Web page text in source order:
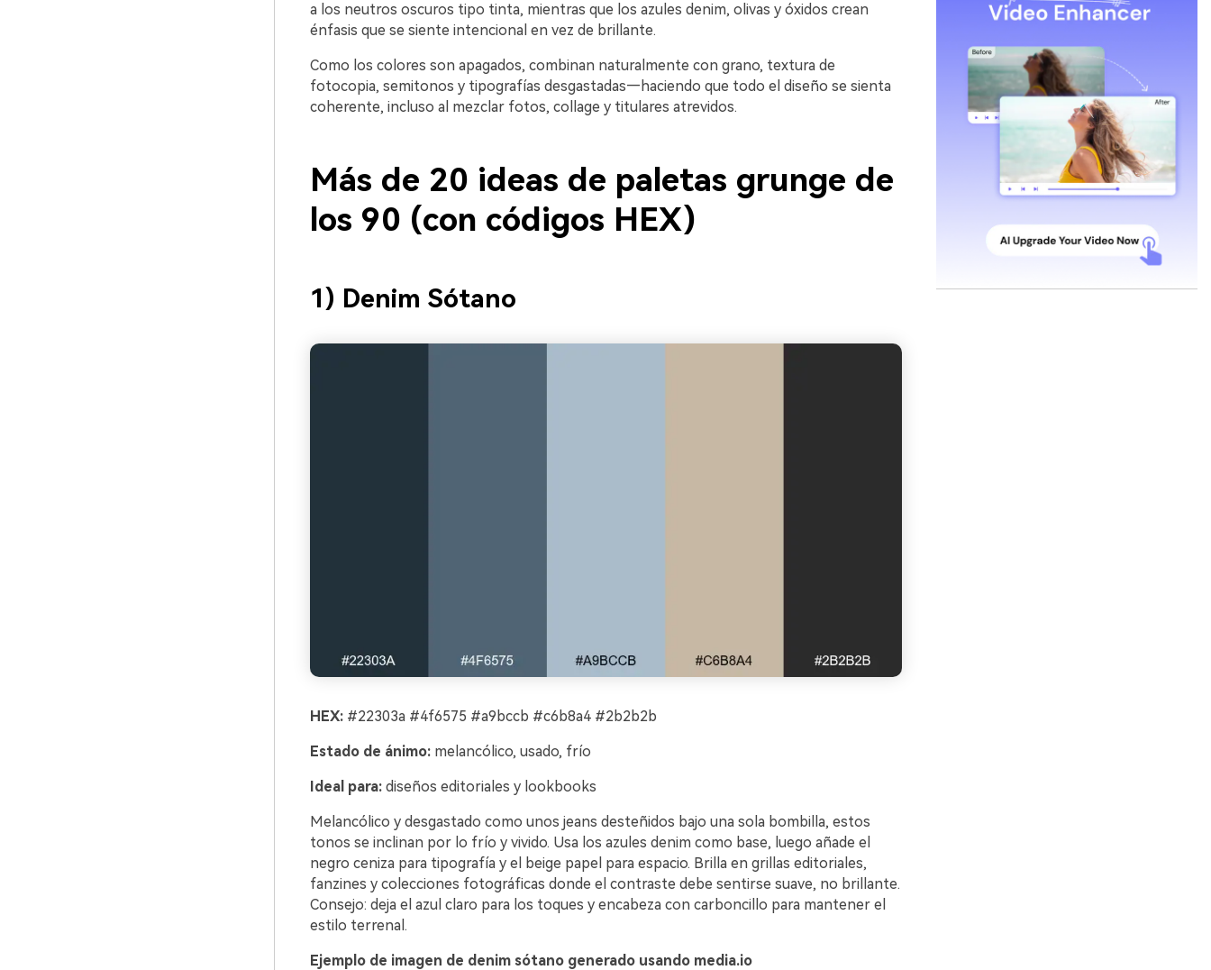
a los neutros oscuros tipo tinta, mientras que los azules denim, olivas y óxidos crean
énfasis que se siente intencional en vez de brillante.
Como los colores son apagados, combinan naturalmente con grano, textura de
fotocopia, semitonos y tipografías desgastadas—haciendo que todo el diseño se sienta
coherente, incluso al mezclar fotos, collage y titulares atrevidos.
Más de 20 ideas de paletas grunge de
los 90 (con códigos HEX)
1) Denim Sótano
HEX:#22303a #4f6575 #a9bccb #c6b8a4 #2b2b2b
Estado de ánimo:melancólico, usado, frío
Ideal para:diseños editoriales y lookbooks
Melancólico y desgastado como unos jeans desteñidos bajo una sola bombilla, estos
tonos se inclinan por lo frío y vivido. Usa los azules denim como base, luego añade el
negro ceniza para tipografía y el beige papel para espacio. Brilla en grillas editoriales,
fanzines y colecciones fotográficas donde el contraste debe sentirse suave, no brillante.
Consejo: deja el azul claro para los toques y encabeza con carboncillo para mantener el
estilo terrenal.
Ejemplo de imagen de denim sótano generado usando media.io